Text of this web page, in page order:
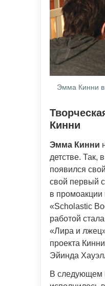
Эмма Кинни в
Кинни
Эмма Кинни
детстве. Так,
появился
свой первый
в промоакции
«Scholastic
работой
«Лира и
проекта
Эйинда
В следующем